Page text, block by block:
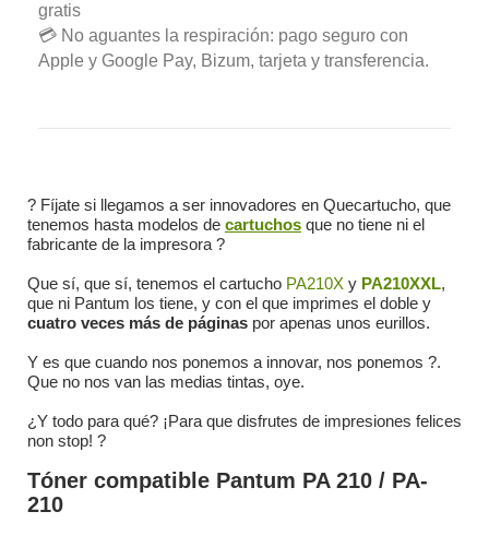
gratis
💳 No aguantes la respiración: pago seguro con
Apple y Google Pay, Bizum, tarjeta y transferencia.
? Fíjate si llegamos a ser innovadores en Quecartucho, que
tenemos hasta modelos de cartuchos que no tiene ni el
fabricante de la impresora ?
Que sí, que sí, tenemos el cartucho PA210X y PA210XXL,
que ni Pantum los tiene, y con el que imprimes el doble y
cuatro veces más de páginas por apenas unos eurillos.
Y es que cuando nos ponemos a innovar, nos ponemos ?.
Que no nos van las medias tintas, oye.
¿Y todo para qué? ¡Para que disfrutes de impresiones felices
non stop! ?
Tóner compatible Pantum PA 210 / PA-
210